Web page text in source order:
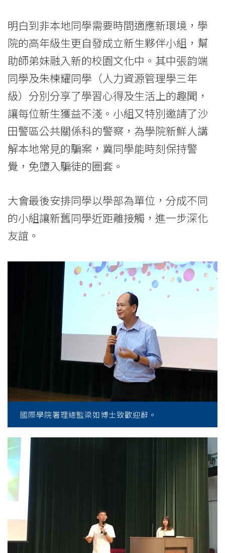
明白到非本地同學需要時間適應新環境，學
院的高年級生更自發成立新生夥伴小組，幫
助師弟妹融入新的校園文化中。其中張韵端
同學及朱楝耀同學（人力資源管理學三年
級）分別分享了學習心得及生活上的趣聞，
讓每位新生獲益不淺。小組又特別邀請了沙
田警區公共關係科的警察，為學院新鮮人講
解本地常見的騙案，冀同學能時刻保持警
覺，免墮入騙徒的圈套。
大會最後安排同學以學部為單位，分成不同
的小組讓新舊同學近距離接觸，進一步深化
友誼。
國際學院署理總監梁如博士致歡迎辭。